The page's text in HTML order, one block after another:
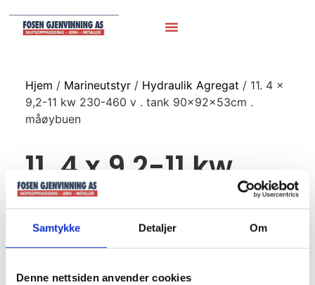
Samtykke Detaljer Om
Denne nettsiden anvender cookies
Hjem / Marineutstyr/ Hydraulik Agregat / 11. 4 x
9,2-11 kw 230-460 v . tank 90x92x53cm .
måøybuen
11. 4 x 9,2-11 kw
230-460 v . tank
90x92x53cm .
måøybuen